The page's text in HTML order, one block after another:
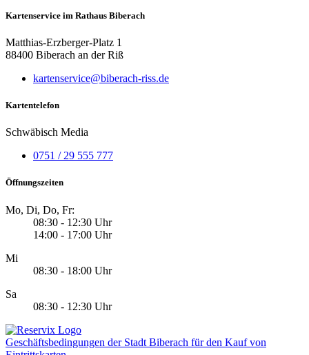
Kartenservice im Rathaus Biberach
Matthias-Erzberger-Platz 1
88400 Biberach an der Riß
kartenservice@biberach-riss.de
Kartentelefon
Schwäbisch Media
0751 / 29 555 777
Öffnungszeiten
Mo, Di, Do, Fr:
08:30 - 12:30 Uhr
14:00 - 17:00 Uhr
Mi
08:30 - 18:00 Uhr
Sa
08:30 - 12:30 Uhr
Geschäftsbedingungen der Stadt Biberach für den Kauf von